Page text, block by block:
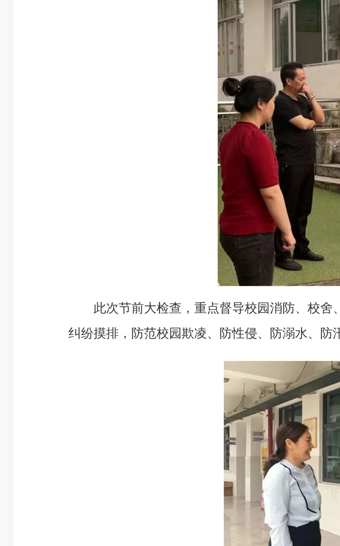
此次节前大检查，重点督导校园消防、校舍
纠纷摸排，防范校园欺凌、防性侵、防溺水、防